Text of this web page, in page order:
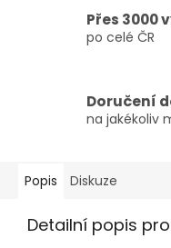
Přes 3000
po celé ČR
Doručení
na jakékoliv
Popis Diskuze
Detailní popis